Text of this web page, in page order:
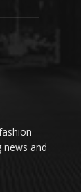
news and